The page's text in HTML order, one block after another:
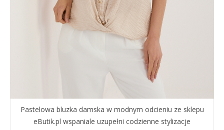
Pastelowa bluzka damska w modnym odcieniu ze sklepu
eButik.pl wspaniale uzupełni codzienne stylizacje